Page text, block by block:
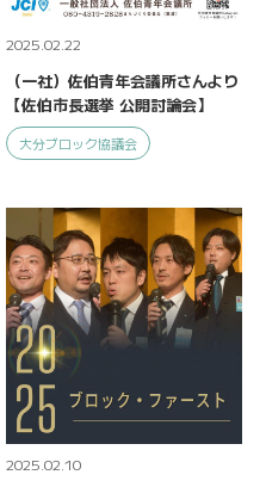
2025.02.22
（一社）佐伯青年会議所さんより
【佐伯市長選挙 公開討論会】
大分ブロック協議会
2025.02.10